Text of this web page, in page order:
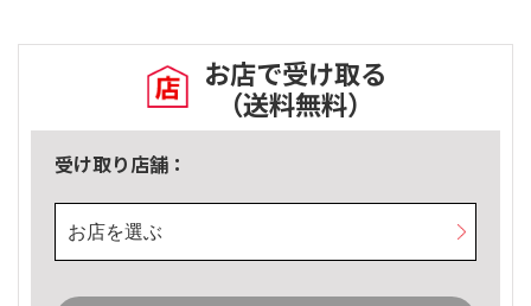
お店で受け取る
（送料無料）
受け取り店舗：
お店を選ぶ